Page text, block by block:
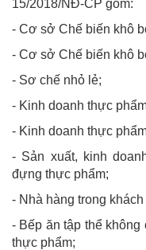
15/2018/NĐ-CP gồm:
- Cơ sở Chế biến khô
- Cơ sở Chế biến khô
- Sơ chế nhỏ lẻ;
- Kinh doanh thực
- Kinh doanh thực
- Sản xuất, kinh
đựng thực phẩm;
- Nhà hàng trong khách
- Bếp ăn tập thể không
thực phẩm;